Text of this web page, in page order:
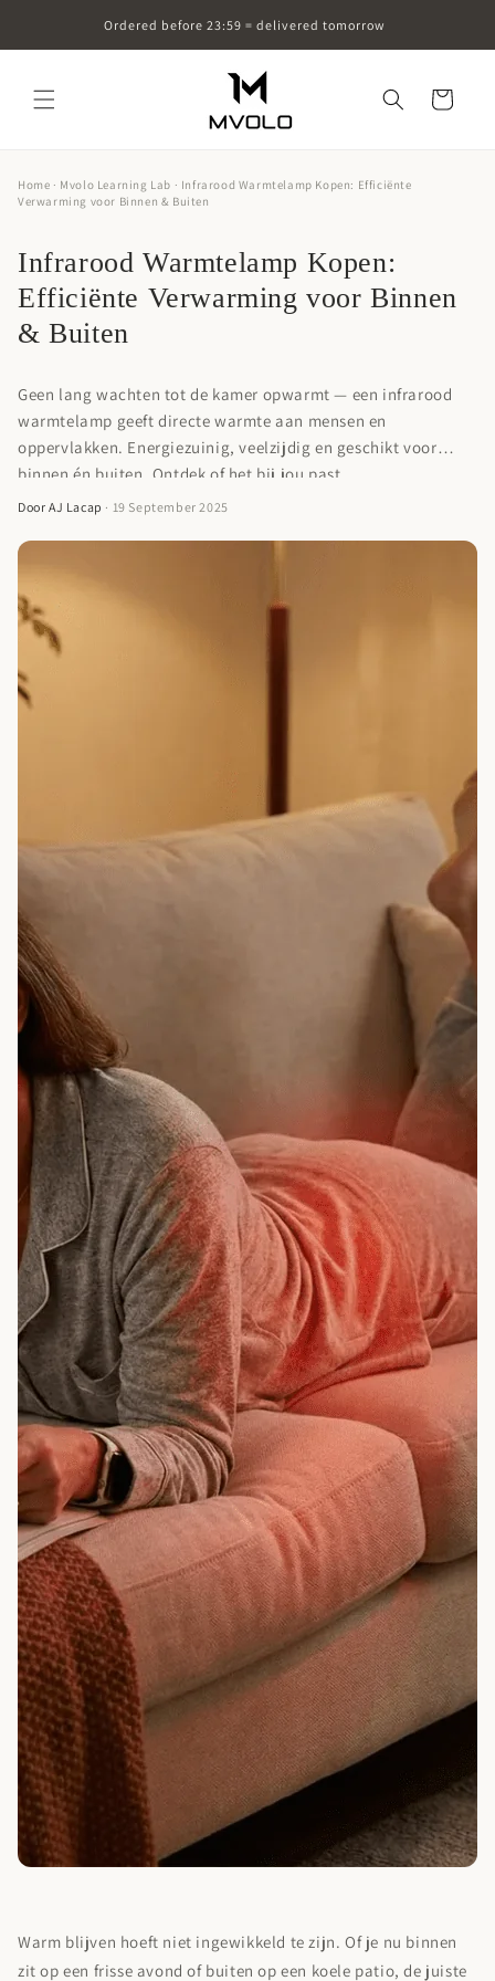
Ordered before 23:59 = delivered tomorrow
Cart
Home · Mvolo Learning Lab · Infrarood Warmtelamp Kopen: Efficiënte
Verwarming voor Binnen & Buiten
Infrarood Warmtelamp Kopen:
Efficiënte Verwarming voor Binnen
& Buiten
Geen lang wachten tot de kamer opwarmt — een infrarood
warmtelamp geeft directe warmte aan mensen en
oppervlakken. Energiezuinig, veelzijdig en geschikt voor
binnen én buiten. Ontdek of het bij jou past.
Door AJ Lacap · 19 September 2025
Warm blijven hoeft niet ingewikkeld te zijn. Of je nu binnen
zit op een frisse avond of buiten op een koele patio, de juiste